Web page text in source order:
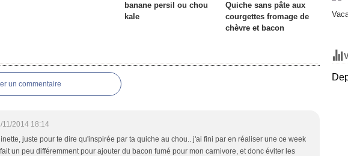
banane persil ou chou
kale
Quiche sans pâte aux
courgettes fromage de
chèvre et bacon
un commentaire
11/2014 18:14
juste pour te dire qu'inspirée par ta quiche au chou.. j'ai fini par en réaliser une ce week
un peu différemment pour ajouter du bacon fumé pour mon carnivore, et donc éviter les